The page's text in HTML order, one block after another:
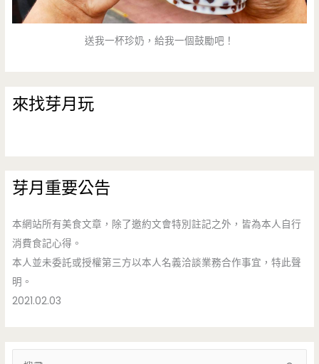
送我一杯珍奶，給我一個鼓勵吧！
來找芽月玩
芽月重要公告
本網站所有美食文章，除了邀約文會特別註記之外，皆為本人自行
消費食記心得。
本人並未委託或授權第三方以本人名義洽談業務合作事宜，特此聲
明。
2021.02.03